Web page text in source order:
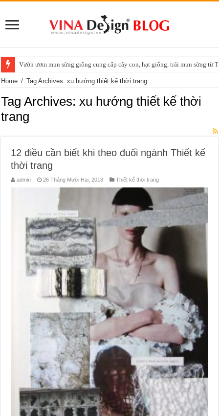
Vườn ươm mun sừng giống cung cấp cây con, hạt giống, trái mun sừng từ
Home / Tag Archives: xu hướng thiết kế thời trang
Tag Archives:xu hướng thiết kế thời
trang
12 điều cần biết khi theo đuổi ngành Thiết kế
thời trang
admin 26 Tháng Mười Hai, 2018 Thiết kế thời trang